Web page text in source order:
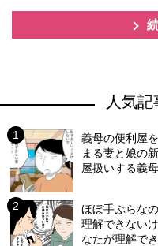
人気
義母の便利屋
まる妻と娘の
屋扱いする義母
ほぼ手ぶらな
理解できない
なたが理解で